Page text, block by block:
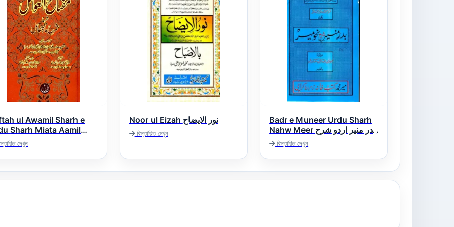
ul Awamil Sharh e
Aamil
مفتاح العوامل اردو شرح
দেখুন
Noor ul Eizah نور الایضاح
বিস্তারিত দেখুন
Badr e Muneer Urdu Sharh
Nahw Meer بدر منیر اردو شرح
نحومیر
বিস্তারিত দেখুন